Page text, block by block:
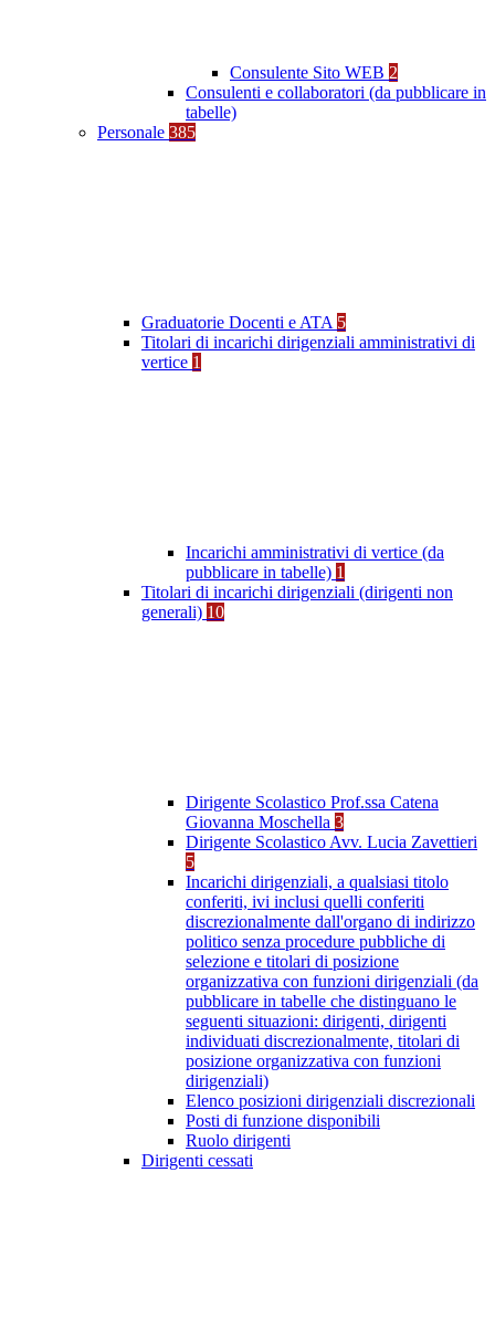
Consulente Sito WEB 2
Consulenti e collaboratori (da pubblicare in
tabelle)
Personale 385
Graduatorie Docenti e ATA 5
Titolari di incarichi dirigenziali amministrativi di
vertice 1
Incarichi amministrativi di vertice (da
pubblicare in tabelle) 1
Titolari di incarichi dirigenziali (dirigenti non
generali) 10
Dirigente Scolastico Prof.ssa Catena
Giovanna Moschella 3
Dirigente Scolastico Avv. Lucia Zavettieri
5
Incarichi dirigenziali, a qualsiasi titolo
conferiti, ivi inclusi quelli conferiti
discrezionalmente dall'organo di indirizzo
politico senza procedure pubbliche di
selezione e titolari di posizione
organizzativa con funzioni dirigenziali (da
pubblicare in tabelle che distinguano le
seguenti situazioni: dirigenti, dirigenti
individuati discrezionalmente, titolari di
posizione organizzativa con funzioni
dirigenziali)
Elenco posizioni dirigenziali discrezionali
Posti di funzione disponibili
Ruolo dirigenti
Dirigenti cessati